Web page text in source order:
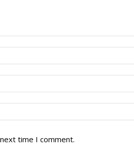
time I comment.